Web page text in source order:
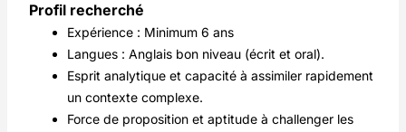
Profil recherché
Expérience : Minimum 6 ans
Langues : Anglais bon niveau (écrit et oral).
Esprit analytique et capacité à assimiler rapidement
un contexte complexe.
Force de proposition et aptitude à challenger les